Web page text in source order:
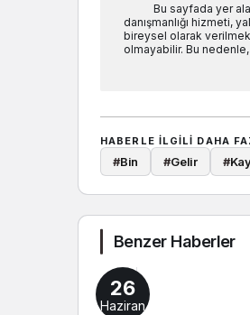
Bu sayfada yer
danışmanlığı hizmeti,
bireysel olarak
olmayabilir. Bu
HABERLE ILGILI DAHA
#Bin #Gelir #
Benzer Haberler
26
Haziran